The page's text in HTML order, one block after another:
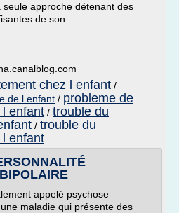
seule approche détenant des
de son...
chez l enfant /
de l enfant / probleme de
enfant / trouble du
/ trouble du
enfant
appelé psychose
maladie qui présente des